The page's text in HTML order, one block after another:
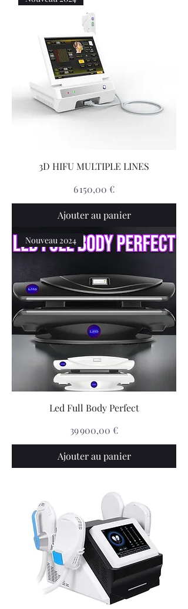
3D HIFU MULTIPLE LINES
Prix
6 150,00 €
Ajouter au panier
Nouveau 2024
Led Full Body Perfect
Prix
39 900,00 €
Ajouter au panier